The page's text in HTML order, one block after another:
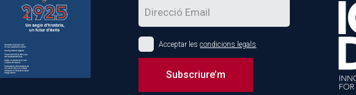
Acceptar lescondicions legals
Subscriure’m